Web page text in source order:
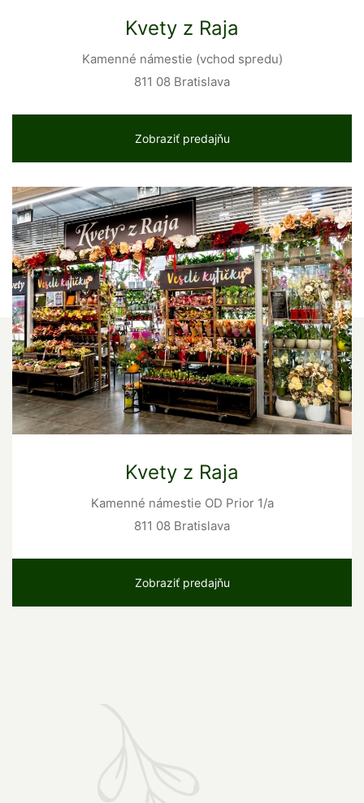
Kvety z Raja
Kamenné námestie (vchod spredu)
811 08 Bratislava
Zobraziť predajňu
Kvety z Raja
Kamenné námestie OD Prior 1/a
811 08 Bratislava
Zobraziť predajňu